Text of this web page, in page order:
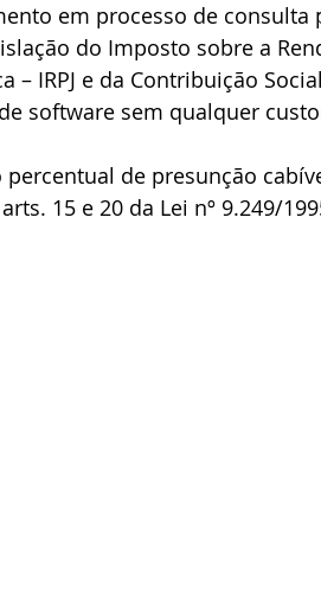
em processo de consulta
do Imposto sobre a
– IRPJ e da Contribuição
software sem qualquer
de presunção
15 e 20 da Lei nº 9.249/